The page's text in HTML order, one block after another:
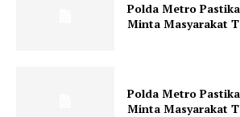
Polda Metro
Minta Masyarakat
Polda Metro
Minta Masyarakat